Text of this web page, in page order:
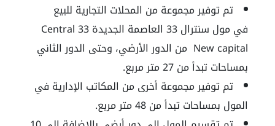
تم توفير مجموعة من المحلات التجارية للبيع
في مول سنترال 33 العاصمة الجديدة Central 33
New capital من الدور الأرضي، وحتى الدور الثاني
بمساحات تبدأ من 27 متر مربع.
تم توفير مجموعة أخرى من المكاتب الإدارية في
المول بمساحات تبدأ من 48 متر مربع.